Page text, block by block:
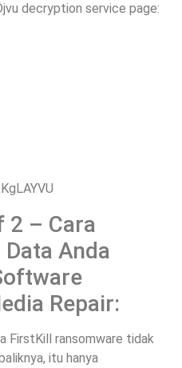
decryption service page:
2 – Cara
Anda
Repair:
FirstKill ransomware tidak
itu hanya